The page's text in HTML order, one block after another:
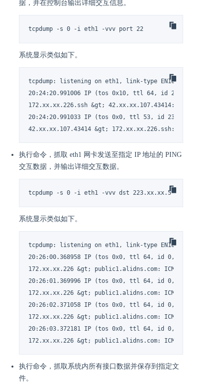
据，并在控制台输出详细交互信息。
tcpdump -s 0 -i eth1 -vvv port 22
系统显示类似如下。
tcpdump: listening on eth1, link-type EN10MB
20:24:20.991006 IP (tos 0x10, ttl 64, id 22747, offset
172.xx.xx.226.ssh &gt; 42.xx.xx.107.43414: Flags [P.],
20:24:20.991033 IP (tos 0x0, ttl 53, id 2348, offset
42.xx.xx.107.43414 &gt; 172.xx.xx.226.ssh: Flags [P.],
执行命令，抓取 eth1 网卡发送至指定 IP 地址的 PING
交互数据，并输出详细交互数据。
tcpdump -s 0 -i eth1 -vvv dst 223.xx.xx.5 and icmp
系统显示类似如下。
tcpdump: listening on eth1, link-type EN10MB
20:26:00.368958 IP (tos 0x0, ttl 64, id 0, offset 0,
172.xx.xx.226 &gt; public1.alidns.com: ICMP echo
20:26:01.369996 IP (tos 0x0, ttl 64, id 0, offset 0,
172.xx.xx.226 &gt; public1.alidns.com: ICMP echo
20:26:02.371058 IP (tos 0x0, ttl 64, id 0, offset 0,
172.xx.xx.226 &gt; public1.alidns.com: ICMP echo
20:26:03.372181 IP (tos 0x0, ttl 64, id 0, offset 0,
172.xx.xx.226 &gt; public1.alidns.com: ICMP echo
执行命令，抓取系统内所有接口数据并保存到指定文
件。